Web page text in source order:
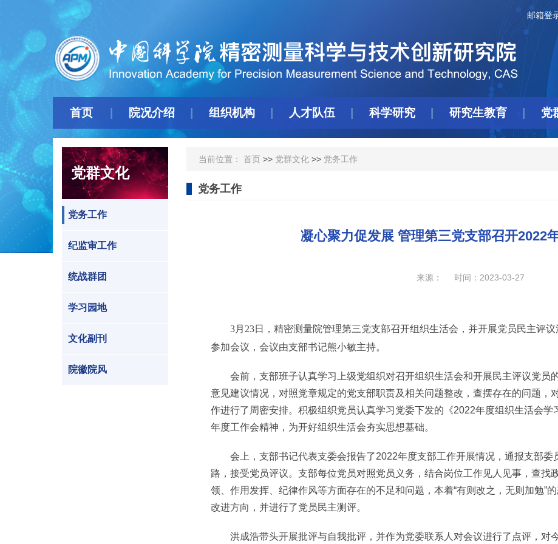
邮箱登
首页 院况介绍 组织机构 人才队伍 科学研究 研究生教育 党
党群文化
党务工作
纪监审工作
统战群团
学习园地
文化副刊
院徽院风
当前位置： 首页 >> 党群文化 >> 党务工作
党务工作
凝心聚力促发展 管理第三党支部召开2022
来源： 时间：2023-03-27
3月23日，精密测量院管理第三党支部召开组织生活会，并开展党员民主评
参加会议，会议由支部书记熊小敏主持。
会前，支部班子认真学习上级党组织对召开组织生活会和开展民主评议党员
意见建议情况，对照党章规定的党支部职责及相关问题整改，查摆存在的问题，
作进行了周密安排。积极组织党员认真学习党委下发的《2022年度组织生活会
年度工作会精神，为开好组织生活会夯实思想基础。
会上，支部书记代表支委会报告了2022年度支部工作开展情况，通报支部委
路，接受党员评议。支部每位党员对照党员义务，结合岗位工作见人见事，查找
领、作用发挥、纪律作风等方面存在的不足和问题，本着“有则改之，无则加勉”
改进方向，并进行了党员民主测评。
洪成浩带头开展批评与自我批评，并作为党委联系人对会议进行了点评，对